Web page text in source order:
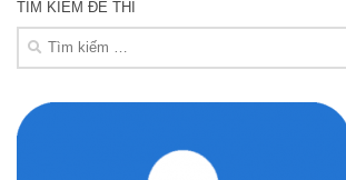
TÌM KIẾM ĐỀ THI
Tìm
kiếm